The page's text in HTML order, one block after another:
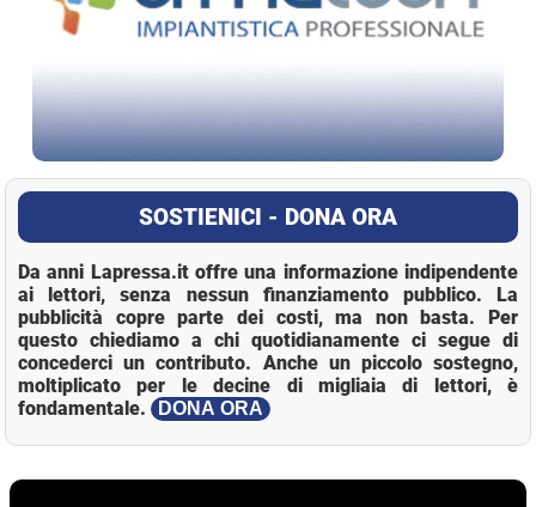
SOSTIENICI - DONA ORA
Da anni Lapressa.it offre una informazione indipendente
ai lettori, senza nessun finanziamento pubblico. La
pubblicità copre parte dei costi, ma non basta. Per
questo chiediamo a chi quotidianamente ci segue di
concederci un contributo. Anche un piccolo sostegno,
moltiplicato per le decine di migliaia di lettori, è
fondamentale.
DONA ORA